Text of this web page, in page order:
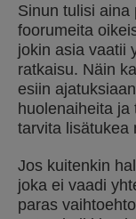
Sinun tulisi aina
foorumeita
jokin asia vaatii
ratkaisu. Näin
esiin
huolenaiheita ja
tarvita lisätukea
Jos kuitenkin
joka ei vaadi
paras